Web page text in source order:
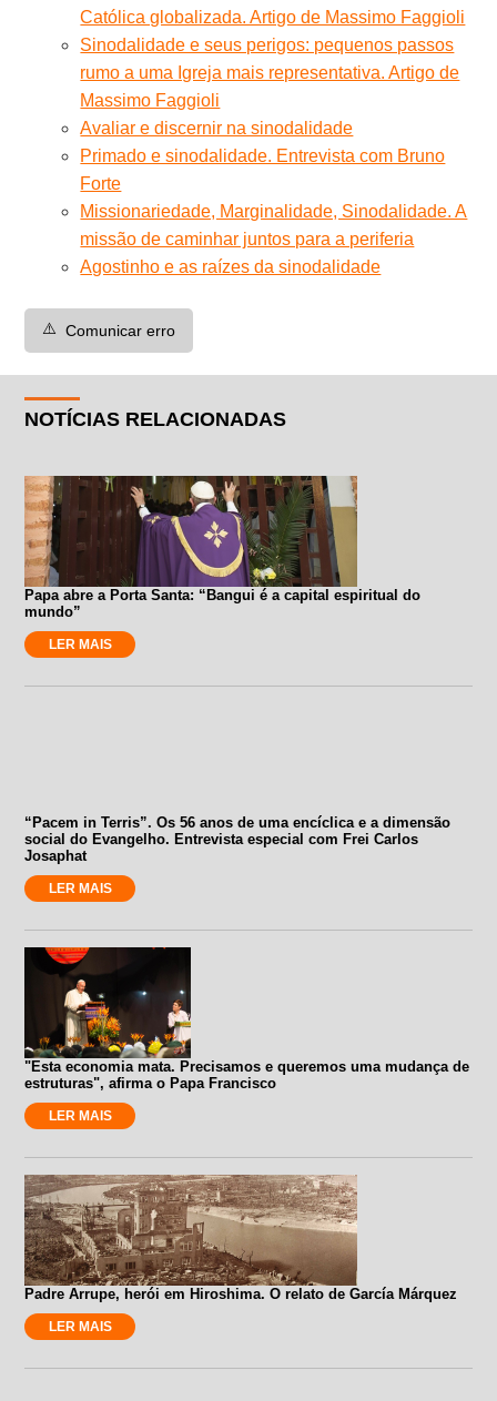
Católica globalizada. Artigo de Massimo Faggioli
Sinodalidade e seus perigos: pequenos passos
rumo a uma Igreja mais representativa. Artigo de
Massimo Faggioli
Avaliar e discernir na sinodalidade
Primado e sinodalidade. Entrevista com Bruno
Forte
Missionariedade, Marginalidade, Sinodalidade. A
missão de caminhar juntos para a periferia
Agostinho e as raízes da sinodalidade
⚠️ Comunicar erro
NOTÍCIAS RELACIONADAS
Papa abre a Porta Santa: “Bangui é a capital espiritual do
mundo”
LER MAIS
“Pacem in Terris”. Os 56 anos de uma encíclica e a dimensão
social do Evangelho. Entrevista especial com Frei Carlos
Josaphat
LER MAIS
"Esta economia mata. Precisamos e queremos uma mudança de
estruturas", afirma o Papa Francisco
LER MAIS
Padre Arrupe, herói em Hiroshima. O relato de García Márquez
LER MAIS